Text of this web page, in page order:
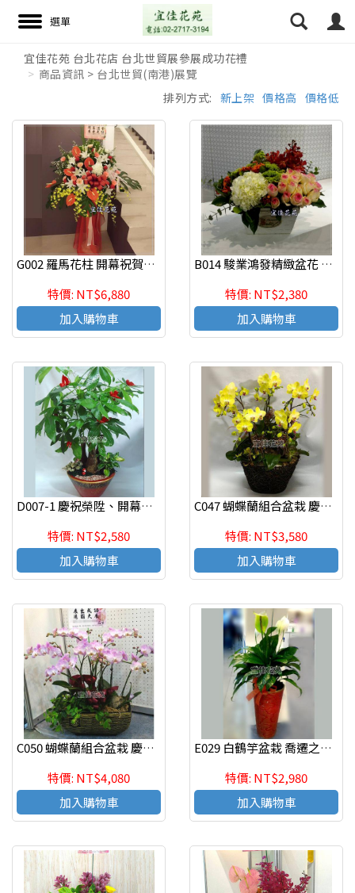
搜尋
宜佳花苑 台北花店 台北世貿展參展成功花禮
商品資訊 > 台北世貿(南港)展覽
價格低
價格高
新上架
排列方式:
G002 羅馬花柱 開幕祝賀高架花籃、開幕藝術花籃
特價: NT$6,880
加入購物車
B014 駿業鴻發精緻盆花 慶祝榮陞、開幕喬遷、參展成功
特價: NT$2,380
加入購物車
D007-1 慶祝榮陞、開幕喬遷、參展成功、招財進寶發財樹
特價: NT$2,580
加入購物車
C047 蝴蝶蘭組合盆栽 慶祝榮陞、開幕喬遷、參展成功、祝賀花禮
特價: NT$3,580
加入購物車
C050 蝴蝶蘭組合盆栽 慶祝榮陞、開幕喬遷、參展成功、祝賀花禮
特價: NT$4,080
加入購物車
E029 白鶴竽盆栽 喬遷之喜 榮陞誌喜盆栽 長青盆栽
特價: NT$2,980
加入購物車